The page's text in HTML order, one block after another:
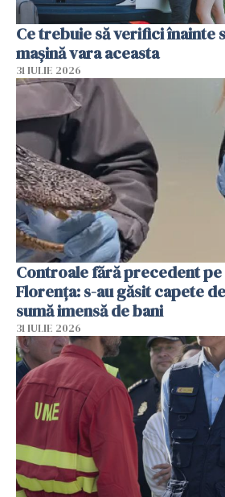
Ce trebuie să verifici înainte
mașină vara aceasta
31 IULIE 2026
Controale fără precedent
Florența: s-au găsit capete
sumă imensă de bani
31 IULIE 2026